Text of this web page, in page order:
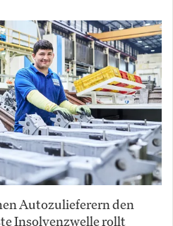
Autozulieferern den
Insolvenzwelle rollt